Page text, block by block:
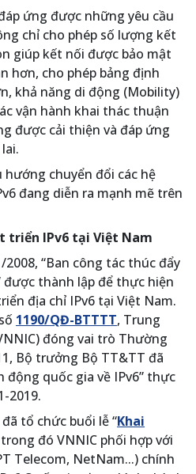
ứng được những yêu cầu
chỉ cho phép số lượng kết
giúp kết nối được bảo mật
hơn, cho phép bảng định
khả năng di động (Mobility)
vận hành khai thác thuận
được cải thiện và đáp ứng
chuyển đổi các hệ
đang diễn ra mạnh mẽ trên
triển IPv6 tại Việt Nam
“Ban công tác thúc đẩy
được thành lập để thực hiện
địa chỉ IPv6 tại Việt Nam.
1190/QĐ-BTTTT, Trung
đóng vai trò Thường
Bộ trưởng Bộ TT&TT đã
động quốc gia về IPv6” thực
2019.
tổ chức buổi lễ “Khai
trong đó VNNIC phối hợp với
Telecom, NetNam...) chính